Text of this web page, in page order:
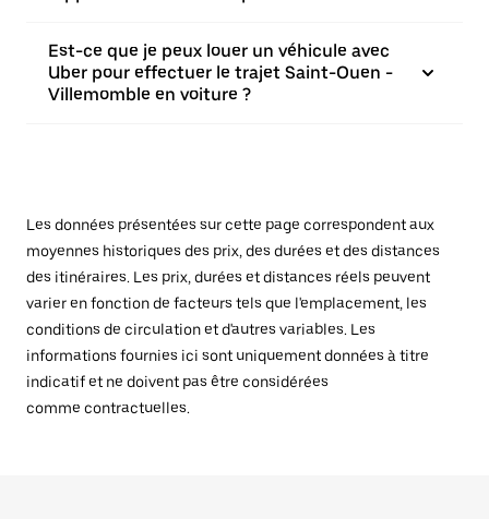
Est-ce que je peux louer un véhicule avec
Uber pour effectuer le trajet Saint-Ouen -
Villemomble en voiture ?
Les données présentées sur cette page correspondent aux
moyennes historiques des prix, des durées et des distances
des itinéraires. Les prix, durées et distances réels peuvent
varier en fonction de facteurs tels que l'emplacement, les
conditions de circulation et d'autres variables. Les
informations fournies ici sont uniquement données à titre
indicatif et ne doivent pas être considérées
comme contractuelles.